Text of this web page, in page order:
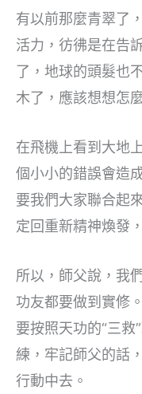
有以前那麼青翠了
活力，彷彿是在告
了，地球的頭髮也
木了，應該想想怎
在飛機上看到大地
個小小的錯誤會造
要我們大家聯合起
定回重新精神煥發
所以，師父說，我
功友都要做到實修
要按照天功的“三
練，牢記師父的話
行動中去。